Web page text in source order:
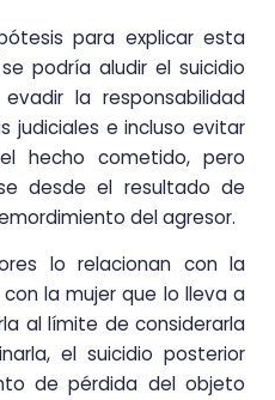
para explicar esta
podría aludir el suicidio
la responsabilidad
judiciales e incluso evitar
hecho cometido, pero
desde el resultado de
del agresor.
lo relacionan con la
la mujer que lo lleva a
al límite de considerarla
el suicidio posterior
de pérdida del objeto